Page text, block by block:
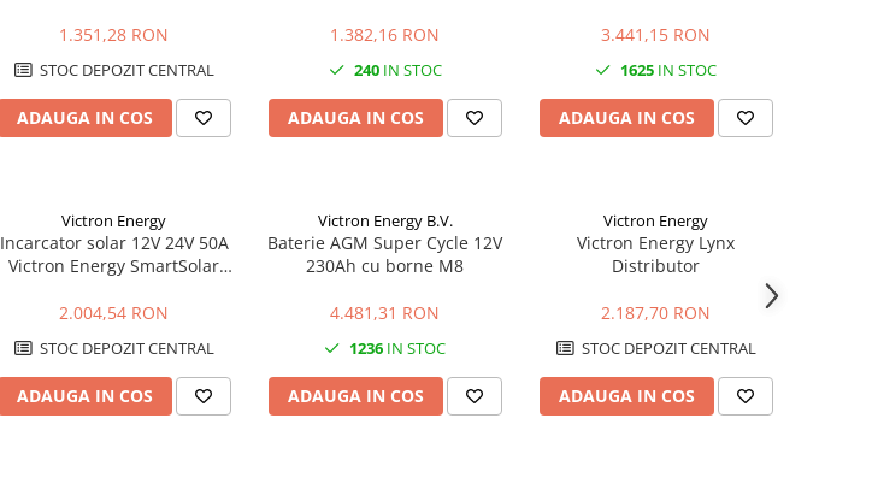
1.351,28 RON
STOC DEPOZIT CENTRAL
ADAUGA IN COS
1.382,16 RON
240IN STOC
ADAUGA IN COS
3.441,15 RON
1625 IN STOC
ADAUGA IN COS
Victron Energy
Incarcator solar 12V 24V 50A
Victron Energy SmartSolar
2.004,54 RON
STOC DEPOZIT CENTRAL
ADAUGA IN COS
Victron Energy B.V.
Baterie AGM Super Cycle 12V
230Ah cu borne M8
4.481,31 RON
1236 IN STOC
ADAUGA IN COS
Victron Energy
Victron Energy Lynx
Distributor
2.187,70 RON
STOC DEPOZIT CENTRAL
ADAUGA IN COS